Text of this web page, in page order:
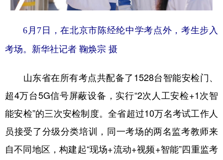
6月7日，在北京市陈经纶中学考点外，考生步入
考场。新华社记者 鞠焕宗 摄
山东省在所有考点共配备了1528台智能安检门、
超4万台5G信号屏蔽设备，实行“2次人工安检+1次智
能安检”的三次安检制度。全省超过10万名考试工作人
员接受了分级分类培训，同一考场的两名监考教师来
自不同地区，构建起“现场+流动+视频+智能”四重监考